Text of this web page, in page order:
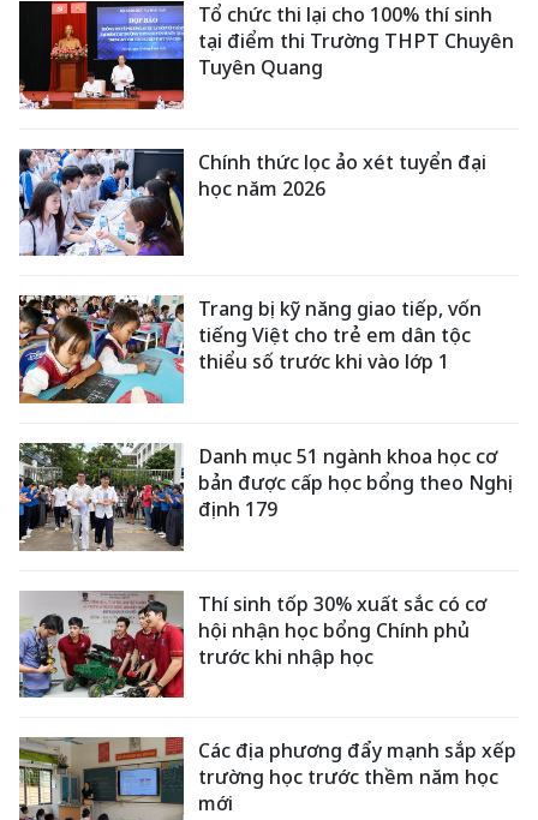
Tổ chức thi lại cho 100% thí sinh
tại điểm thi Trường THPT Chuyên
Tuyên Quang
Chính thức lọc ảo xét tuyển đại
học năm 2026
Trang bị kỹ năng giao tiếp, vốn
tiếng Việt cho trẻ em dân tộc
thiểu số trước khi vào lớp 1
Danh mục 51 ngành khoa học cơ
bản được cấp học bổng theo Nghị
định 179
Thí sinh tốp 30% xuất sắc có cơ
hội nhận học bổng Chính phủ
trước khi nhập học
Các địa phương đẩy mạnh sắp xếp
trường học trước thềm năm học
mới